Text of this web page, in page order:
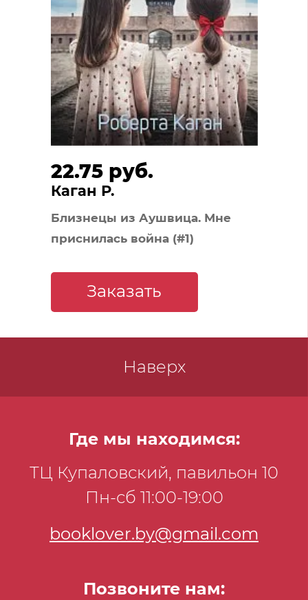
22.75 руб.
Каган Р.
Близнецы из Аушвица. Мне
приснилась война (#1)
Заказать
Наверх
Где мы находимся:
ТЦ Купаловский, павильон 10
Пн-сб 11:00-19:00
booklover.by@gmail.com
Позвоните нам: